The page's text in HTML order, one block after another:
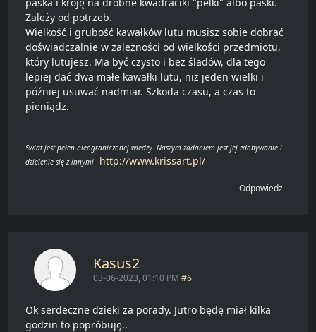
Zależy od potrzeb.
Wielkość i grubość kawałków lutu musisz sobie dobrać
doświadczalnie w zależności od wielkości przedmiotu,
który lutujesz. Ma być czysto i bez śladów, dla tego
lepiej dać dwa małe kawałki lutu, niż jeden wielki i
później usuwać nadmiar. Szkoda czasu, a czas to
pieniądz.
Świat jest pełen nieograniczonej wiedzy. Naszym zadaniem jest jej zdobywanie i
dzielenie się z innymi
http://www.krissart.pl/
Odpowiedz
Kasus2
03-06-2023, 01:10 PM #6
Ok serdeczne dzieki za porady. Jutro będę miał kilka
godzin to popróbuję..